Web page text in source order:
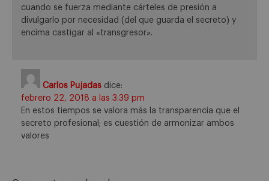
cuando se fuerza mediante cárteles de presión a
divulgarlo por necesidad (del que guarda el secreto) y
encima castigar al «transgresor».
Carlos Pujadas dice:
febrero 22, 2018 a las 3:39 pm
En estos tiempos se valora más la transparencia que el
secreto profesional; es cuestión de armonizar ambos
valores